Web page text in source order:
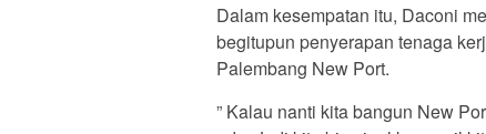
Dalam kesempatan itu, Daconi
begitupun penyerapan tenaga
Palembang New Port.
” Kalau nanti kita bangun New